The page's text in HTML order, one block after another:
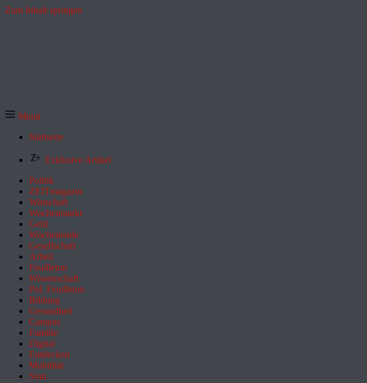
Zum Inhalt springen
Menü
Startseite
Exklusive Artikel
Politik
ZEITmagazin
Wirtschaft
Wochenmarkt
Geld
Wochenende
Gesellschaft
Arbeit
Feuilleton
Wissenschaft
Pol. Feuilleton
Bildung
Gesundheit
Campus
Familie
Digital
Entdecken
Mobilität
Sinn